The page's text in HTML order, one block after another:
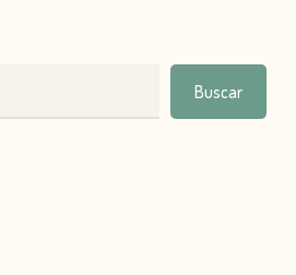
Buscar